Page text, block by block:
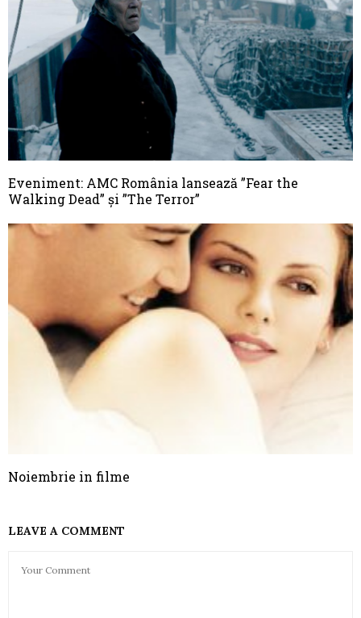
Eveniment: AMC România lansează ”Fear the
Walking Dead” și ”The Terror”
Noiembrie in filme
LEAVE A COMMENT